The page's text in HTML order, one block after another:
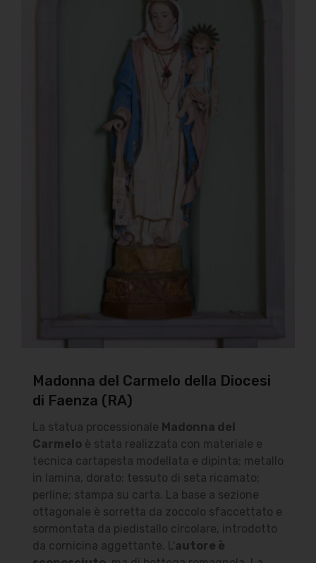
Madonna del Carmelo della Diocesi
di Faenza (RA)
La statua processionale Madonna del
Carmelo è stata realizzata con materiale e
tecnica cartapesta modellata e dipinta; metallo
in lamina, dorato; tessuto di seta ricamato;
perline; stampa su carta. La base a sezione
ottagonale è sorretta da zoccolo sfaccettato e
sormontata da piedistallo circolare, introdotto
da cornicina aggettante. L'autore è
Indirizzo Edicola
Via Case Nuove, 2
60010 Castelleone di Suasa
Contatti
Link Utili
Privacy
© Copyright 2019 Mobirise/Bellagamba Franco -
Tutti i diritti riservati